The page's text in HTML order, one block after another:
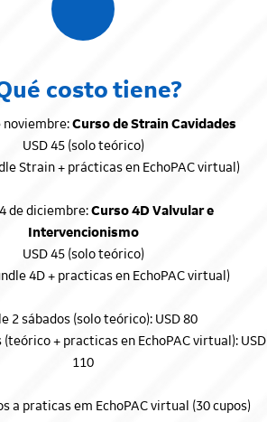
costo tiene?
noviembre:Curso de Strain Cavidades
USD 45 (solo teórico)
Strain + prácticas en EchoPAC virtual)
de diciembre:Curso 4D Valvular e
Intervencionismo
USD 45 (solo teórico)
4D + practicas en EchoPAC virtual)
2 sábados (solo teórico): USD 80
(teórico + practicas en EchoPAC virtual): USD
110
a praticas em EchoPAC virtual (30 cupos)